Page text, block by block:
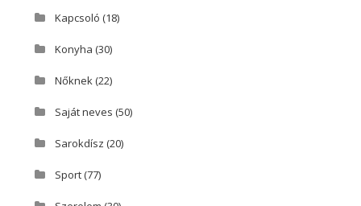
Kapcsoló (18)
Konyha (30)
Nőknek(22)
Saját neves (50)
Sarokdísz (20)
Sport(77)